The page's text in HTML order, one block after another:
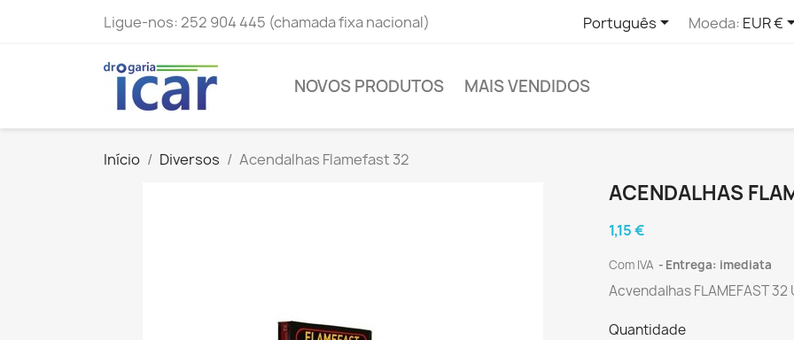
Ligue-nos: 252 904 445 (chamada fixa nacional) Português Moeda: EUR €
NOVOS PRODUTOS MAIS VENDIDOS
Início Diversos Acendalhas Flamefast 32
ACENDALHAS
1,15 €
Com IVA Entrega: imediata
Acvendalhas FLAMEFAST 32
Quantidade